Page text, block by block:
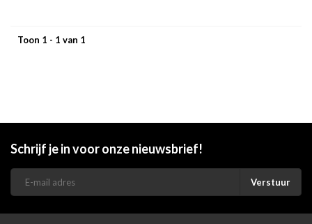
Toon 1 - 1 van 1
Schrijf je in voor onze nieuwsbrief!
Verstuur